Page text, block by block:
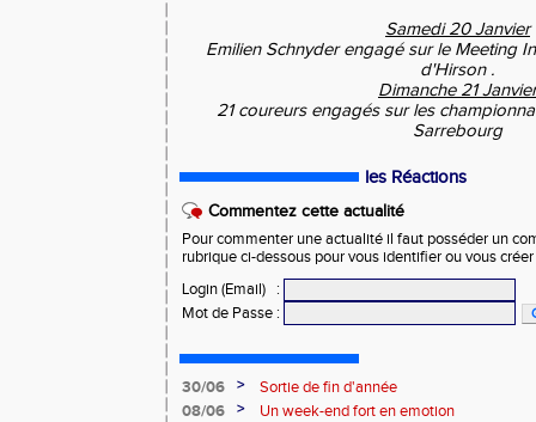
Samedi 20 Janvier
Emilien Schnyder engagé sur le Meeting
d'Hirson .
Dimanche 21 Janvier
21 coureurs engagés sur les
Sarrebourg
les Réactions
Commentez cette actualité
Pour commenter une actualité il faut posséder un
rubrique ci-dessous pour vous identifier ou vous
Login (Email)
:
Mot de Passe :
30/06 >
Sortie de fin d'année
08/06
>
Un week-end fort en emotion